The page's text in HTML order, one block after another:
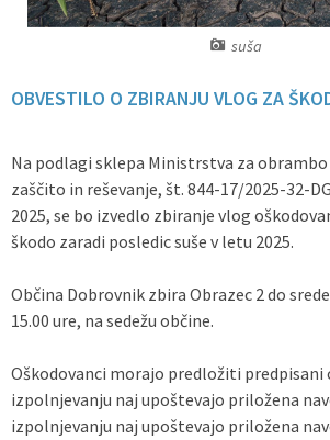
suša
OBVESTILO O ZBIRANJU VLOG ZA
Na podlagi sklepa Ministrstva za obrambo
zaščito in reševanje, št. 844-17/2025-32-
2025, se bo izvedlo zbiranje vlog
škodo zaradi posledic suše v letu 2025.
Občina Dobrovnik zbira Obrazec 2 do
15.00 ure, na sedežu občine.
Oškodovanci morajo predložiti predpisani
izpolnjevanju naj upoštevajo priložena
izpolnjevanju naj upoštevajo priložena
Predpisi - Előírások
Lokalne volitve